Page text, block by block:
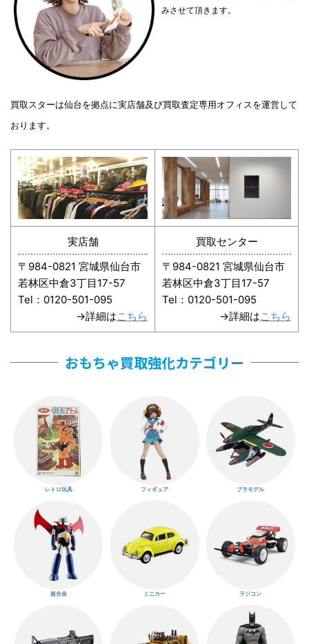
みさせて頂きます。
買取スターは仙台を拠点に実店舗及び買取査定専用オフィスを運営して
おります。
実店舗
〒984-0821 宮城県仙台市
若林区中倉3丁目17-57
Tel：0120-501-095
→詳細はこちら
買取センター
〒984-0821 宮城県仙台市
若林区中倉3丁目17-57
Tel：0120-501-095
→詳細はこちら
おもちゃ買取強化カテゴリー
レトロ玩具 フィギュア プラモデル
超合金 ミニカー ラジコン